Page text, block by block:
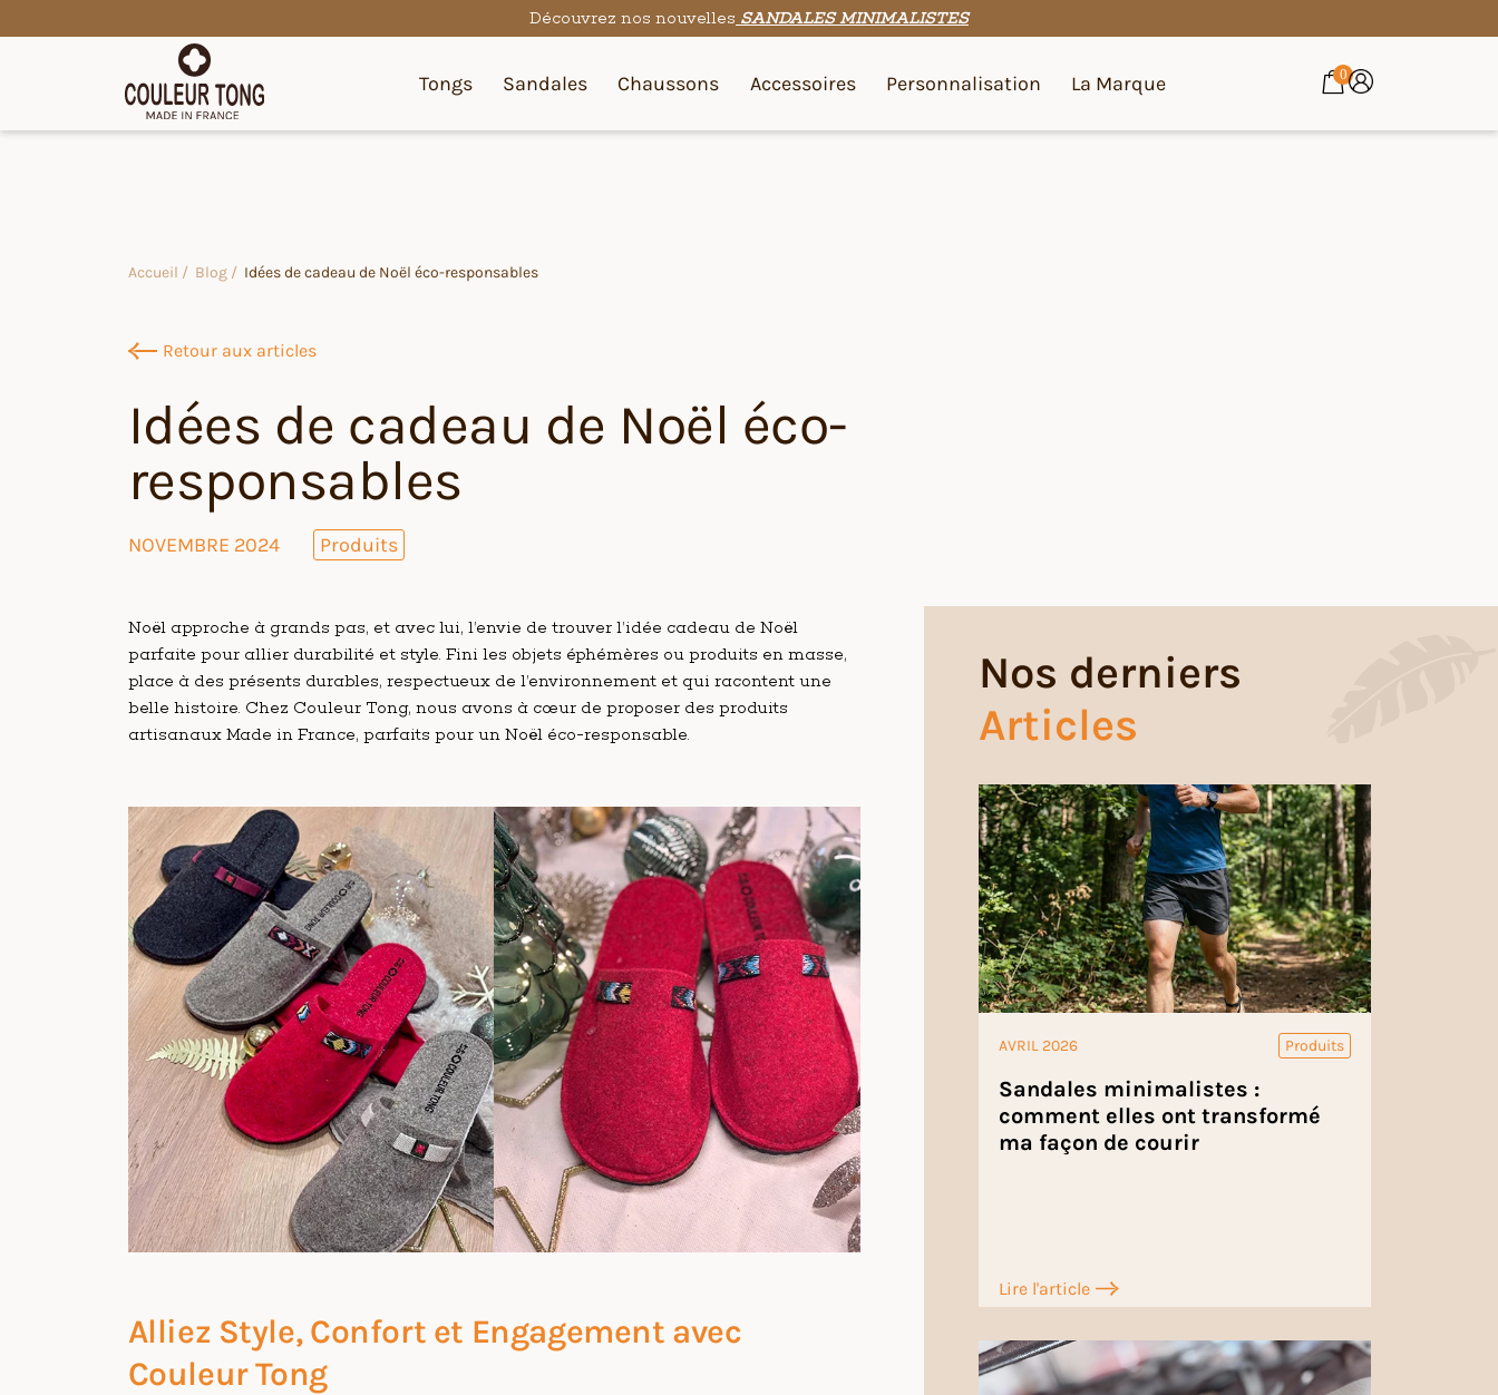
Découvrez nos nouvelles SANDALES MINIMALISTES
Tongs Sandales Chaussons Accessoires Personnalisation La Marque 0
Accueil / Blog / Idées de cadeau de Noël éco-responsables
Retour aux articles
Idées de cadeau de Noël éco-
responsables
NOVEMBRE 2024 Produits
Noël approche à grands pas, et avec lui, l’envie de trouver l’idée cadeau de Noël
parfaite pour allier durabilité et style. Fini les objets éphémères ou produits en masse,
place à des présents durables, respectueux de l’environnement et qui racontent une
belle histoire. Chez Couleur Tong, nous avons à cœur de proposer des produits
artisanaux Made in France, parfaits pour un Noël éco-responsable.
Alliez Style, Confort et Engagement avec
Couleur Tong
Nos derniers
Articles
AVRIL 2026 Produits
Sandales minimalistes :
comment elles ont transformé
ma façon de courir
Lire l'article